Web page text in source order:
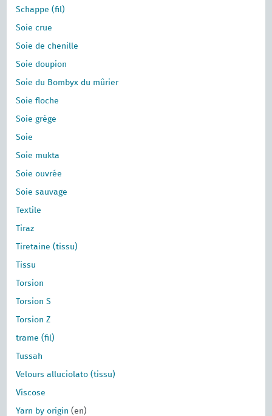
Schappe (fil)
Soie crue
Soie de chenille
Soie doupion
Soie du Bombyx du mûrier
Soie floche
Soie grège
Soie
Soie mukta
Soie ouvrée
Soie sauvage
Textile
Tiraz
Tiretaine (tissu)
Tissu
Torsion
Torsion S
Torsion Z
trame (fil)
Tussah
Velours alluciolato (tissu)
Viscose
Yarn by origin (en)